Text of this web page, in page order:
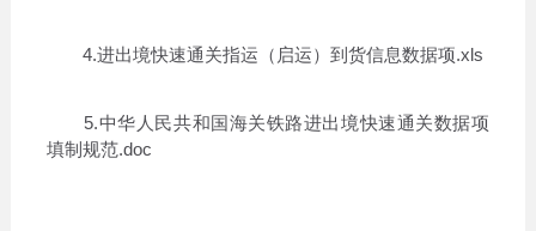
4.进出境快速通关指运（启运）到货信息数据项.xls
5.中华人民共和国海关铁路进出境快速通关数据项
填制规范.doc